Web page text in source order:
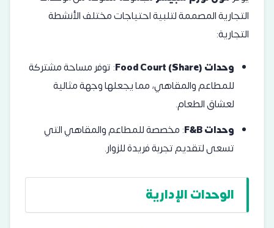
التجارية المصممة لتلبية احتياجات مختلف الأنشطة
التجارية:
وحدات Food Court (Share)
: توفر مساحة مشتركة
للمطاعم والمقاهي، مما يجعلها وجهة مثالية
لعشاق الطعام.
وحدات F&B
: مخصصة للمطاعم والمقاهي التي
تسعى لتقديم تجربة فريدة للزوار.
الوحدات الإدارية